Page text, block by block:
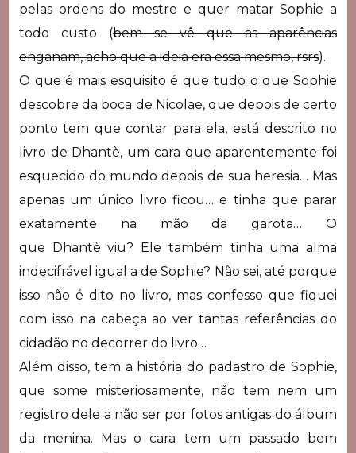
pelas ordens do mestre e quer matar Sophie a
todo custo (bem se vê que as aparências
enganam, acho que a ideia era essa mesmo, rsrs).
O que é mais esquisito é que tudo o que Sophie
descobre da boca de Nicolae, que depois de certo
ponto tem que contar para ela, está descrito no
livro de Dhantè, um cara que aparentemente foi
esquecido do mundo depois de sua heresia… Mas
apenas um único livro ficou… e tinha que parar
exatamente na mão da garota… O
que Dhantè viu? Ele também tinha uma alma
indecifrável igual a de Sophie? Não sei, até porque
isso não é dito no livro, mas confesso que fiquei
com isso na cabeça ao ver tantas referências do
cidadão no decorrer do livro…
Além disso, tem a história do padastro de Sophie,
que some misteriosamente, não tem nem um
registro dele a não ser por fotos antigas do álbum
da menina. Mas o cara tem um passado bem